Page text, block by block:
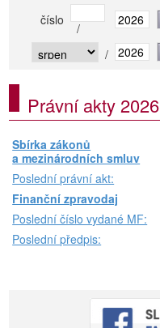
číslo
/
/
Právní akty 2026
Sbírka zákonů
a mezinárodních smluv
Poslední právní akt:
Finanční zpravodaj
Poslední číslo vydané MF:
Poslední předpis: